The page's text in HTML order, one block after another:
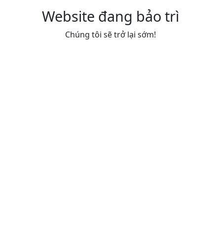
Website đang bảo trì
Chúng tôi sẽ trở lại sớm!